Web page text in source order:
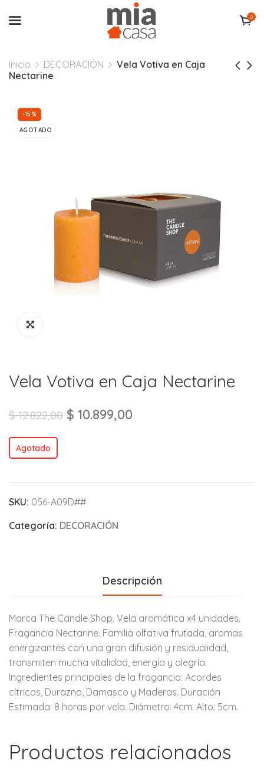
0
Inicio DECORACIÓN
Vela Votiva en Caja
Nectarine
-15%
AGOTADO
Vela Votiva en Caja Nectarine
$12.822,00 $ 10.899,00
Agotado
SKU: 056-A09D##
Categoría: DECORACIÓN
Descripción
Marca The Candle Shop. Vela aromática x4 unidades.
Fragancia Nectarine. Familia olfativa frutada, aromas
energizantes con una gran difusión y residualidad,
transmiten mucha vitalidad, energía y alegría.
Ingredientes principales de la fragancia: Acordes
cítricos, Durazno, Damasco y Maderas. Duración
Estimada: 8 horas por vela. Diámetro: 4cm. Alto: 5cm.
Productos relacionados